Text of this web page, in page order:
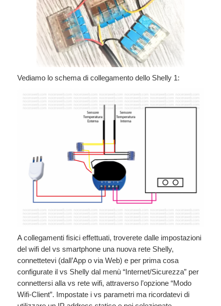
Vediamo lo schema di collegamento dello Shelly 1:
A collegamenti fisici effettuati, troverete dalle impostazioni
del wifi del vs smartphone una nuova rete Shelly,
connettetevi (dall’App o via Web) e per prima cosa
configurate il vs Shelly dal menù “Internet/Sicurezza” per
connettersi alla vs rete wifi, attraverso l’opzione “Modo
Wifi-Client”. Impostate i vs parametri ma ricordatevi di